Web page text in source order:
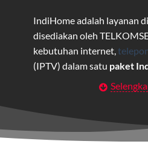
IndiHome adalah layanan
disediakan oleh
kebutuhan internet,
(IPTV) dalam satu paket
Layanan Wifi Indihome ini
maupun individu yang
hiburan berkualitas tinggi.